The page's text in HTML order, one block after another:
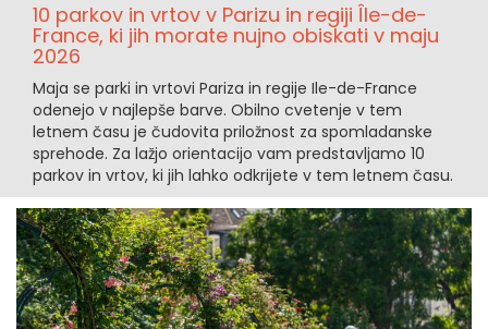
10 parkov in vrtov v Parizu in regiji Île-de-
France, ki jih morate nujno obiskati v maju
2026
Maja se parki in vrtovi Pariza in regije Ile-de-France
odenejo v najlepše barve. Obilno cvetenje v tem
letnem času je čudovita priložnost za spomladanske
sprehode. Za lažjo orientacijo vam predstavljamo 10
parkov in vrtov, ki jih lahko odkrijete v tem letnem času.